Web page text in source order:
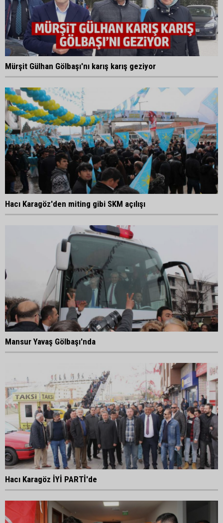
Mürşit Gülhan Gölbaşı'nı karış karış geziyor
Hacı Karagöz'den miting gibi SKM açılışı
Mansur Yavaş Gölbaşı'nda
Hacı Karagöz İYİ PARTİ'de